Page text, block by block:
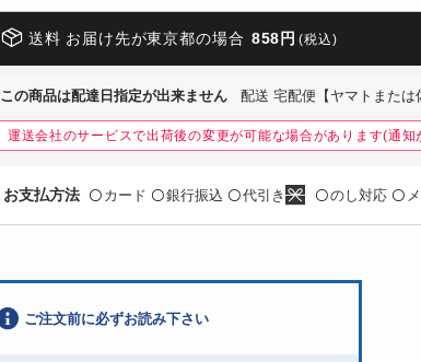
送料 お届け先が東京都の場合 858円 (税込)
この商品は配達日指定が出来ません 配送 宅配便【ヤマトまたは
運送会社のサービスで出荷後の変更が可能な場合があります(通知
お支払方法 〇 カード 〇銀行振込 〇代引き 〇のし対応 〇
ご注文前に必ずお読み下さい